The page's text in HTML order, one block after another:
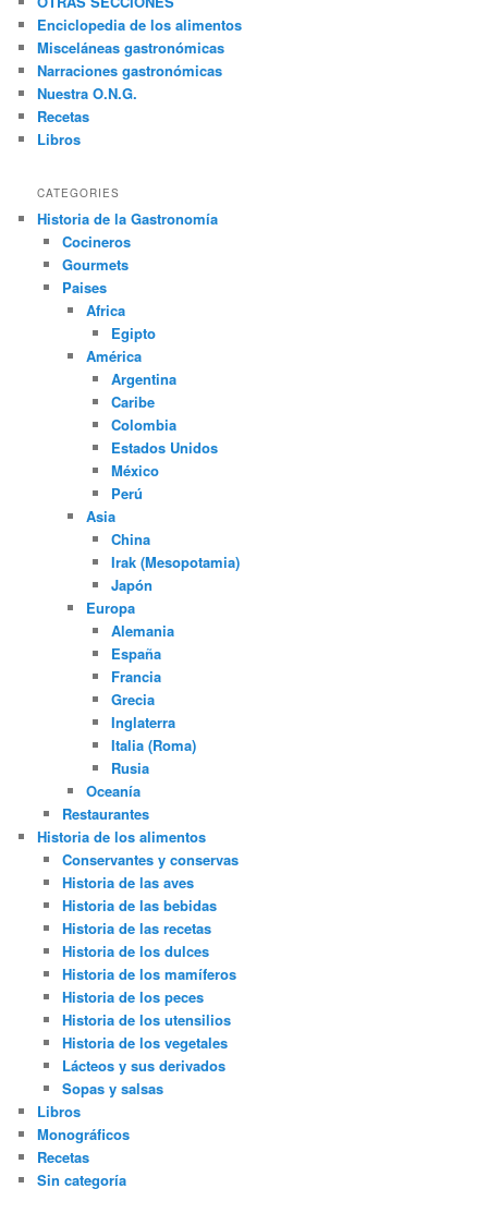
a
r
Enciclopedia de los alimentos
Misceláneas gastronómicas
Narraciones gastronómicas
Nuestra O.N.G.
Recetas
Libros
CATEGORIES
Historia de la Gastronomía
Cocineros
Gourmets
Paises
Africa
Egipto
América
Argentina
Caribe
Colombia
Estados Unidos
México
Perú
Asia
China
Irak (Mesopotamia)
Japón
Europa
Alemania
España
Francia
Grecia
Inglaterra
Italia (Roma)
Rusia
Oceanía
Restaurantes
Historia de los alimentos
Conservantes y conservas
Historia de las aves
Historia de las bebidas
Historia de las recetas
Historia de los dulces
Historia de los mamíferos
Historia de los peces
Historia de los utensilios
Historia de los vegetales
Lácteos y sus derivados
Sopas y salsas
Libros
Monográficos
Recetas
Sin categoría